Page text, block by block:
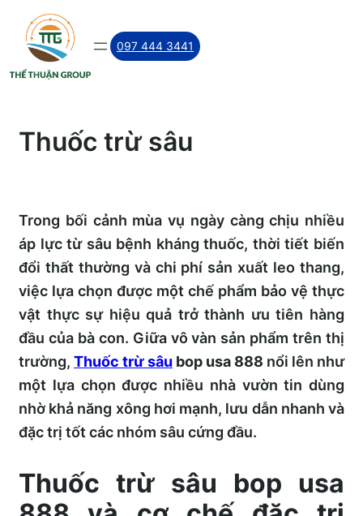
Skip
content
097 444 3441
Thuốc trừ sâu
Trong bối cảnh mùa vụ ngày càng chịu nhiều
áp lực từ sâu bệnh kháng thuốc, thời tiết biến
đổi thất thường và chi phí sản xuất leo thang,
việc lựa chọn được một chế phẩm bảo vệ thực
vật thực sự hiệu quả trở thành ưu tiên hàng
đầu của bà con. Giữa vô vàn sản phẩm trên thị
trường, Thuốc trừ sâu bop usa 888 nổi lên như
một lựa chọn được nhiều nhà vườn tin dùng
nhờ khả năng xông hơi mạnh, lưu dẫn nhanh và
đặc trị tốt các nhóm sâu cứng đầu.
Thuốc trừ sâu bop usa